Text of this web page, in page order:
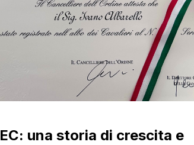
una storia di crescita e